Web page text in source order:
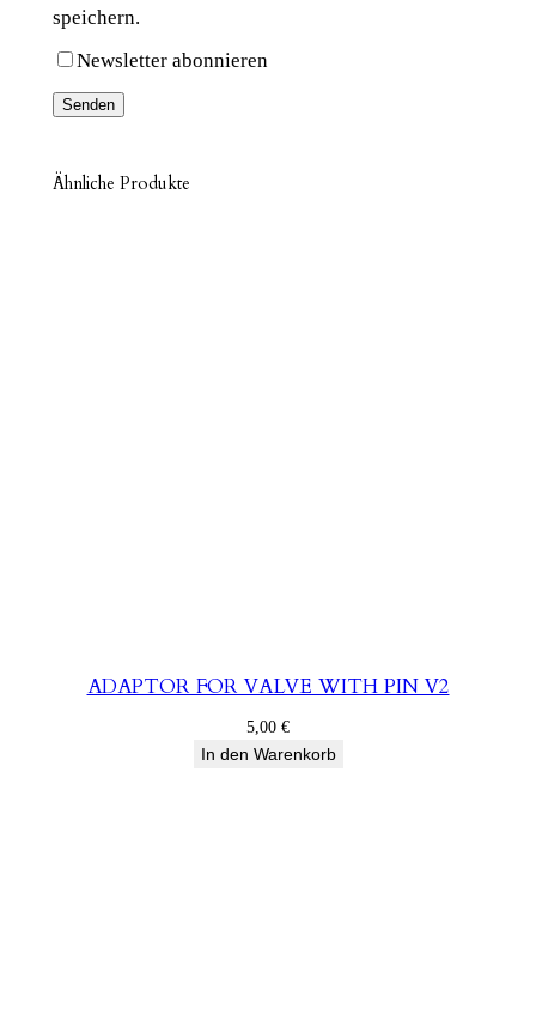
speichern.
Newsletter abonnieren
Ähnliche Produkte
ADAPTOR FOR VALVE WITH PIN V2
5,00 €
In den Warenkorb